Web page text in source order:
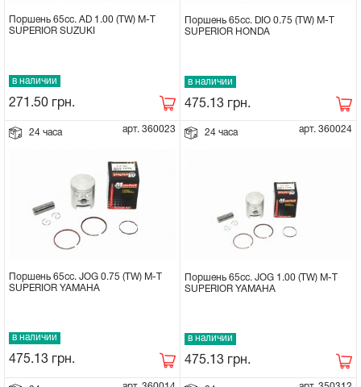
Поршень 65cc. AD 1.00 (TW) M-T
SUPERIOR SUZUKI
в наличии
271.50 грн.
Поршень 65cc. DIO 0.75 (TW) M-T
SUPERIOR HONDA
в наличии
475.13 грн.
24 часа арт. 360023
Поршень 65cc. JOG 0.75 (TW) M-T
SUPERIOR YAMAHA
в наличии
475.13 грн.
24 часа арт. 360024
Поршень 65cc. JOG 1.00 (TW) M-T
SUPERIOR YAMAHA
в наличии
475.13 грн.